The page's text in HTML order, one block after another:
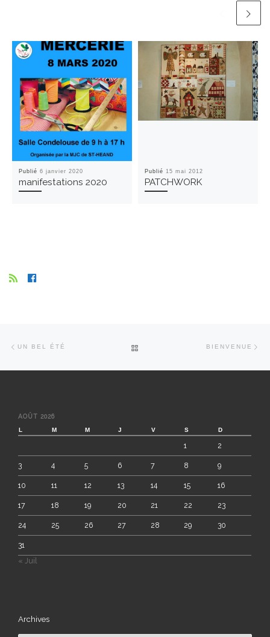
Publié 6 janvier 2020
manifestations 2020
Publié 15 mai 2012
PATCHWORK
Parcourir
les
UN BEL ÉTÉ
À
BIENVENUE
AOÛT 2026
L M M J V S D
1 2
3 4 5 6 7 8 9
10 11 12 13 14 15 16
17 18 19 20 21 22 23
24 25 26 27 28 29 30
31
« Juil
Archives